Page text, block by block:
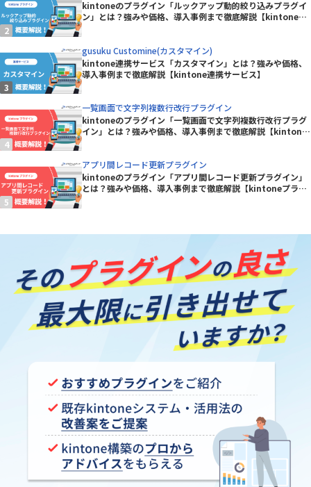
kintoneのプラグイン「ルックアップ動的絞り込みプラグイ
ン」とは？強みや価格、導入事例まで徹底解説【kintoneプ
gusuku Customine(カスタマイン)
kintone連携サービス「カスタマイン」とは？強みや価格、
導入事例まで徹底解説【kintone連携サービス】
一覧画面で文字列複数行改行プラグイン
kintoneのプラグイン「一覧画面で文字列複数行改行プラグ
イン」とは？強みや価格、導入事例まで徹底解説【kintone
アプリ間レコード更新プラグイン
kintoneのプラグイン「アプリ間レコード更新プラグイン」
とは？強みや価格、導入事例まで徹底解説【kintoneプラグ